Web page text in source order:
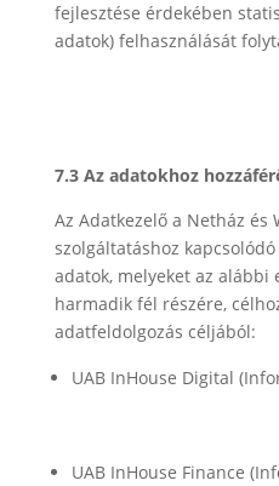
fejlesztése érdekében
adatok) felhasználását
7.3 Az adatokhoz
Az Adatkezelő a Netház és
szolgáltatáshoz
adatok, melyeket az
harmadik fél részére,
adatfeldolgozás céljából:
UAB InHouse Digital
UAB InHouse Finance